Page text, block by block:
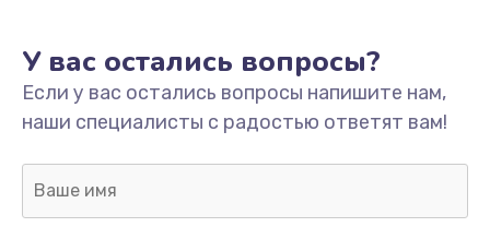
У вас остались вопросы?
Если у вас остались вопросы напишите нам,
наши специалисты с радостью ответят вам!